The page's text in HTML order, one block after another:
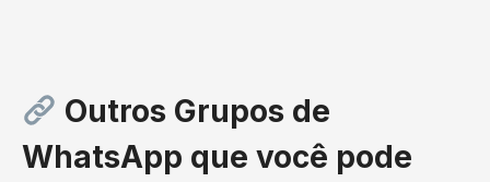
Outros Grupos de
WhatsApp que você pode